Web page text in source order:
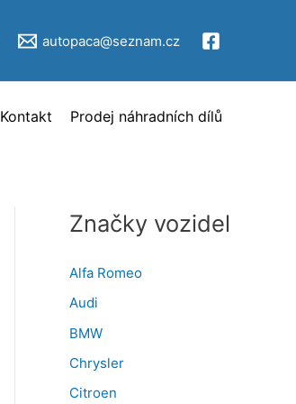
autopaca@seznam.cz
Kontakt Prodej náhradních dílů
Značky vozidel
Alfa Romeo
Audi
BMW
Chrysler
Citroen
ý
r
e
c
e